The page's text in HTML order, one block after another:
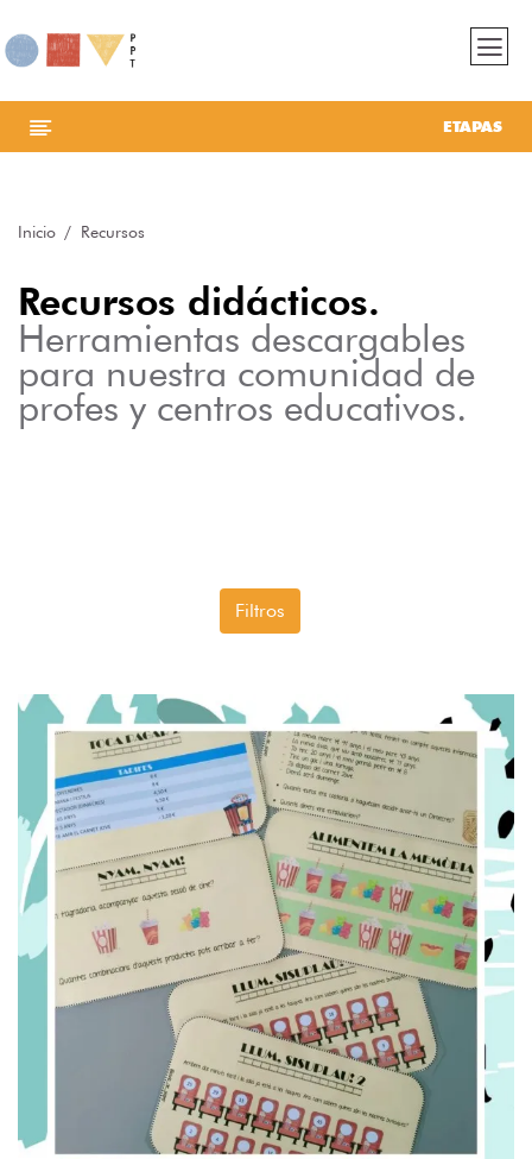
ETAPAS
Inicio Recursos
Recursos didácticos.
Herramientas descargables
para nuestra comunidad de
profes y centros educativos.
Filtros